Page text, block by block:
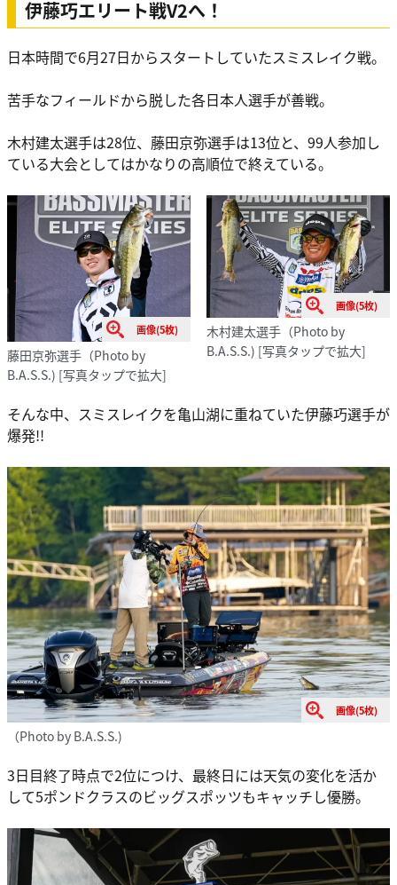
伊藤巧エリート戦V2へ！
日本時間で6月27日からスタートしていたスミスレイク戦。
苦手なフィールドから脱した各日本人選手が善戦。
木村建太選手は28位、藤田京弥選手は13位と、99人参加し
ている大会としてはかなりの高順位で終えている。
画像(5枚)
藤田京弥選手（Photo by
B.A.S.S.) [写真タップで拡大]
画像(5枚)
木村建太選手（Photo by
B.A.S.S.) [写真タップで拡大]
そんな中、スミスレイクを亀山湖に重ねていた伊藤巧選手が
爆発!!
画像(5枚)
（Photo by B.A.S.S.)
3日目終了時点で2位につけ、最終日には天気の変化を活か
して5ポンドクラスのビッグスポッツもキャッチし優勝。